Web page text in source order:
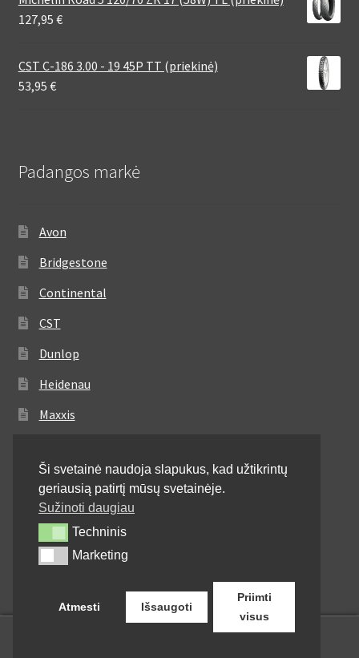
127,95 €
CST C-186 3.00 - 19 45P TT (priekinė)
53,95 €
Padangos markė
Avon
Bridgestone
Continental
CST
Dunlop
Heidenau
Maxxis
Michelin
Mitas
Pirelli
Shinko
Ši svetainė naudoja slapukus, kad užtikrintų
geriausią patirtį mūsų svetainėje.
Sužinoti daugiau
TechninisTechninis
MarketingMarketing
Atmesti Išsaugoti
Priimti
visus